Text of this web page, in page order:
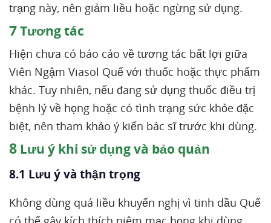
trạng này, nên giảm liều hoặc ngừng sử dụng.
7Tương tác
Hiện chưa có báo cáo về tương tác bất lợi giữa
Viên Ngậm Viasol Quế với thuốc hoặc thực phẩm
khác. Tuy nhiên, nếu đang sử dụng thuốc điều trị
bệnh lý về họng hoặc có tình trạng sức khỏe đặc
biệt, nên tham khảo ý kiến bác sĩ trước khi dùng.
8 Lưu ý khi sử dụng và bảo quản
8.1 Lưu ý và thận trọng
Không dùng quá liều khuyến nghị vì tinh dầu Quế